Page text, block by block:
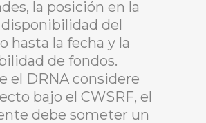
la posición en la
disponibilidad del
hasta la fecha y la
de fondos.
el DRNA considere
bajo el CWSRF, el
debe someter un